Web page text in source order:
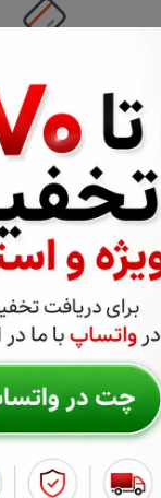
کشور
عینک و عدسی عینک